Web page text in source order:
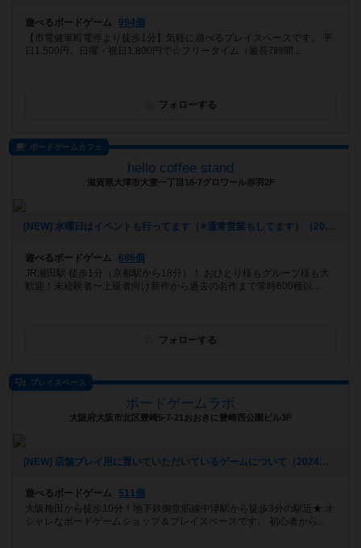
遊べるボードゲーム
994個
【市電健軍町電停より徒歩1分】気軽に遊べるプレイスペースです。 平
日1,500円、日曜・祝日1,800円で☆フリータイム（最長7時間...
フォローする
ボードゲームカフェ
hello coffee stand
滋賀県大津市大萱一丁目18-7グロワール赤羽2F
[NEW] 水曜日はイベントも行ってます（※通常営業もしてます）（2024年11月22日 16時51分）
遊べるボードゲーム
686個
JR瀬田駅 徒歩1分（京都駅から18分）！ おひとり様もグループ様も大
歓迎！未経験者〜上級者向け新作から過去の名作まで常時600種以...
フォローする
プレイスペース
ボードゲームラボ
大阪府大阪市北区豊崎5-7-21おおきに豊崎西公園ビル3F
[NEW] 店舗プレイ用に置いていただいているゲームについて（2024年11月16日 17時34分）
遊べるボードゲーム
511個
大阪梅田から徒歩10分！地下鉄御堂筋線中津駅から徒歩3分の駅近★ オ
シャレなボードゲームショップ＆プレイスペースです。 初心者から...